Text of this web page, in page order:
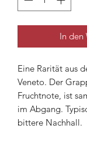
In den
Eine Rarität aus
Veneto. Der
Fruchtnote, ist
im Abgang.
bittere Nachhall.